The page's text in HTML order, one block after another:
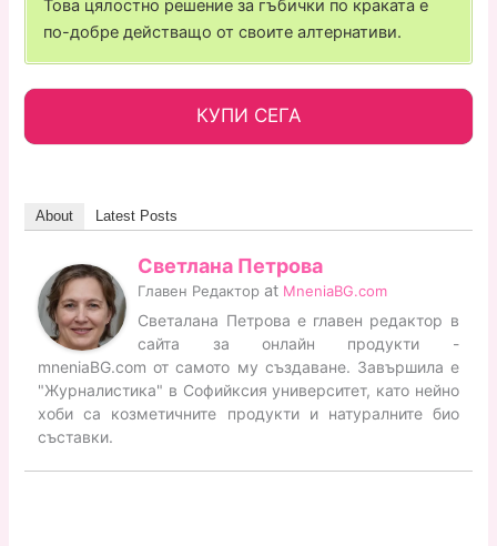
Това цялостно решение за гъбички по краката е
по-добре действащо от своите алтернативи.
КУПИ СЕГА
About Latest Posts
Светлана Петрова
Главен Редактор at MneniaBG.com
Светалана Петрова е главен редактор в
сайта за онлайн продукти -
mneniaBG.com от самото му създаване. Завършила е
"Журналистика" в Софийксия университет, като нейно
хоби са козметичните продукти и натуралните био
съставки.